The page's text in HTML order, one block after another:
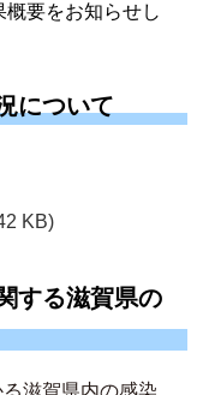
要をお知らせし
について
KB)
する滋賀県の
滋賀県内の感染